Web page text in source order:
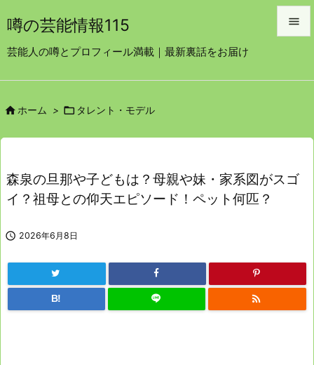
噂の芸能情報115
芸能人の噂とプロフィール満載｜最新裏話をお届け

前へ
次へ
ホーム >  タレント・モデル
森泉の旦那や子どもは？母親や妹・家系図がスゴ
イ？祖母との仰天エピソード！ペット何匹？
 2026年6月8日
B! 